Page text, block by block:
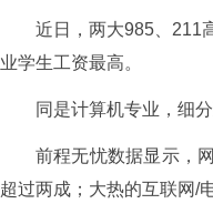
近日，两大985、211
业学生工资最高。
同是计算机专业，细
前程无忧数据显示，
超过两成；大热的互联网/